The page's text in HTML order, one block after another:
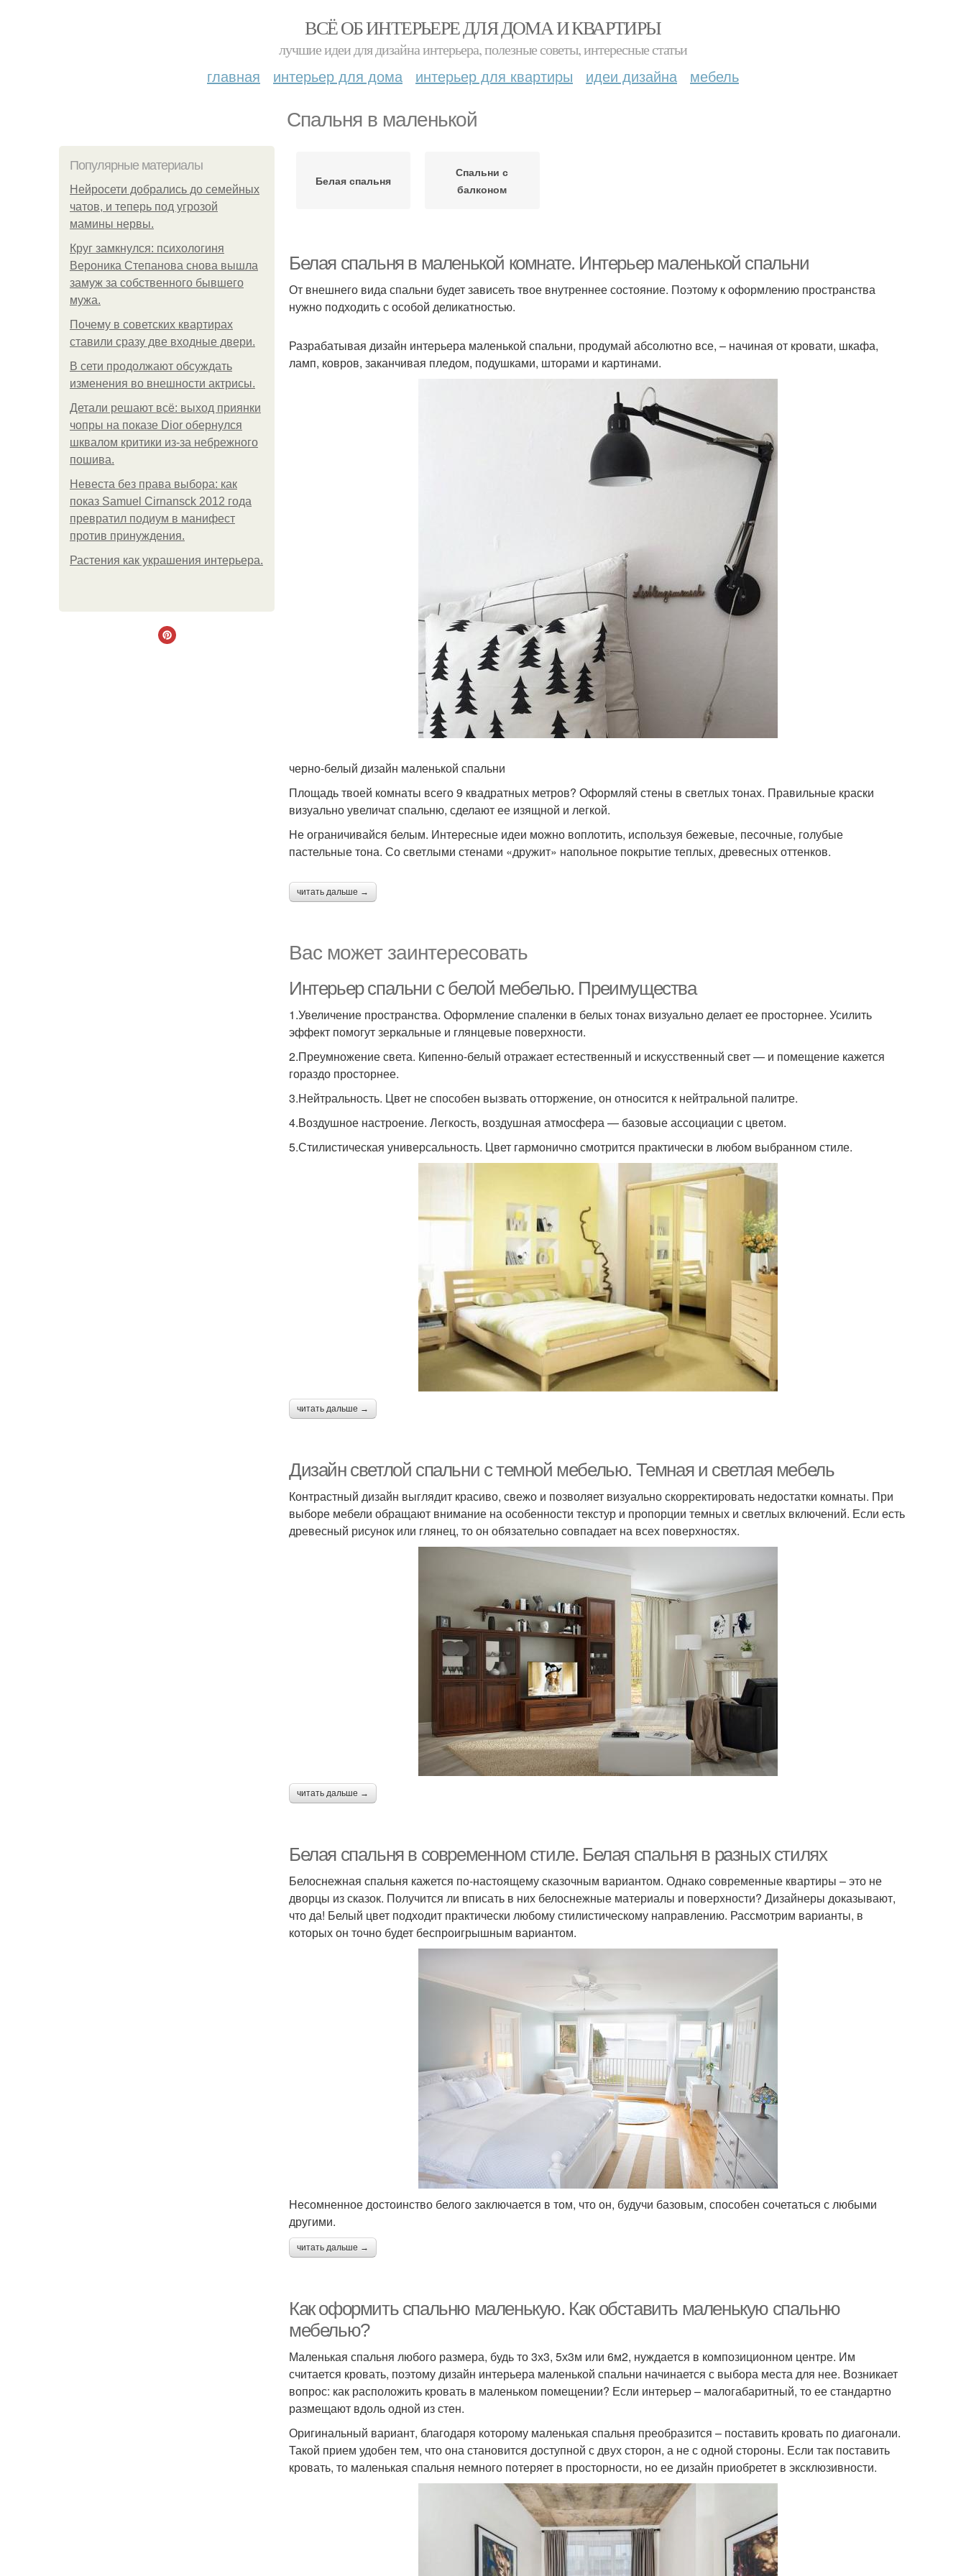
ВСЁ ОБ ИНТЕРЬЕРЕ ДЛЯ ДОМА И КВАРТИРЫ
лучшие идеи для дизайна интерьера, полезные советы, интересные статьи
главная интерьер для дома интерьер для квартиры идеи дизайна мебель
Спальня в маленькой
Популярные материалы
Нейросети добрались до семейных
чатов, и теперь под угрозой
мамины нервы.
Круг замкнулся: психологиня
Вероника Степанова снова вышла
замуж за собственного бывшего
мужа.
Почему в советских квартирах
ставили сразу две входные двери.
В сети продолжают обсуждать
изменения во внешности актрисы.
Детали решают всё: выход приянки
чопры на показе Dior обернулся
шквалом критики из-за небрежного
пошива.
Невеста без права выбора: как
показ Samuel Cirnansck 2012 года
превратил подиум в манифест
против принуждения.
Растения как украшения интерьера.
Белая спальня
Спальни с
балконом
Белая спальня в маленькой комнате. Интерьер маленькой спальни
От внешнего вида спальни будет зависеть твое внутреннее состояние. Поэтому к оформлению пространства
нужно подходить с особой деликатностью.
Разрабатывая дизайн интерьера маленькой спальни, продумай абсолютно все, – начиная от кровати, шкафа,
ламп, ковров, заканчивая пледом, подушками, шторами и картинами.
черно-белый дизайн маленькой спальни
Площадь твоей комнаты всего 9 квадратных метров? Оформляй стены в светлых тонах. Правильные краски
визуально увеличат спальню, сделают ее изящной и легкой.
Не ограничивайся белым. Интересные идеи можно воплотить, используя бежевые, песочные, голубые
пастельные тона. Со светлыми стенами «дружит» напольное покрытие теплых, древесных оттенков.
читать дальше →
Вас может заинтересовать
Интерьер спальни с белой мебелью. Преимущества
1.Увеличение пространства. Оформление спаленки в белых тонах визуально делает ее просторнее. Усилить
эффект помогут зеркальные и глянцевые поверхности.
2.Преумножение света. Кипенно-белый отражает естественный и искусственный свет — и помещение кажется
гораздо просторнее.
3.Нейтральность. Цвет не способен вызвать отторжение, он относится к нейтральной палитре.
4.Воздушное настроение. Легкость, воздушная атмосфера — базовые ассоциации с цветом.
5.Стилистическая универсальность. Цвет гармонично смотрится практически в любом выбранном стиле.
читать дальше →
Дизайн светлой спальни с темной мебелью. Темная и светлая мебель
Контрастный дизайн выглядит красиво, свежо и позволяет визуально скорректировать недостатки комнаты. При
выборе мебели обращают внимание на особенности текстур и пропорции темных и светлых включений. Если есть
древесный рисунок или глянец, то он обязательно совпадает на всех поверхностях.
читать дальше →
Белая спальня в современном стиле. Белая спальня в разных стилях
Белоснежная спальня кажется по-настоящему сказочным вариантом. Однако современные квартиры – это не
дворцы из сказок. Получится ли вписать в них белоснежные материалы и поверхности? Дизайнеры доказывают,
что да! Белый цвет подходит практически любому стилистическому направлению. Рассмотрим варианты, в
которых он точно будет беспроигрышным вариантом.
Несомненное достоинство белого заключается в том, что он, будучи базовым, способен сочетаться с любыми
другими.
читать дальше →
Как оформить спальню маленькую. Как обставить маленькую спальню
мебелью?
Маленькая спальня любого размера, будь то 3х3, 5х3м или 6м2, нуждается в композиционном центре. Им
считается кровать, поэтому дизайн интерьера маленькой спальни начинается с выбора места для нее. Возникает
вопрос: как расположить кровать в маленьком помещении? Если интерьер – малогабаритный, то ее стандартно
размещают вдоль одной из стен.
Оригинальный вариант, благодаря которому маленькая спальня преобразится – поставить кровать по диагонали.
Такой прием удобен тем, что она становится доступной с двух сторон, а не с одной стороны. Если так поставить
кровать, то маленькая спальня немного потеряет в просторности, но ее дизайн приобретет в эксклюзивности.